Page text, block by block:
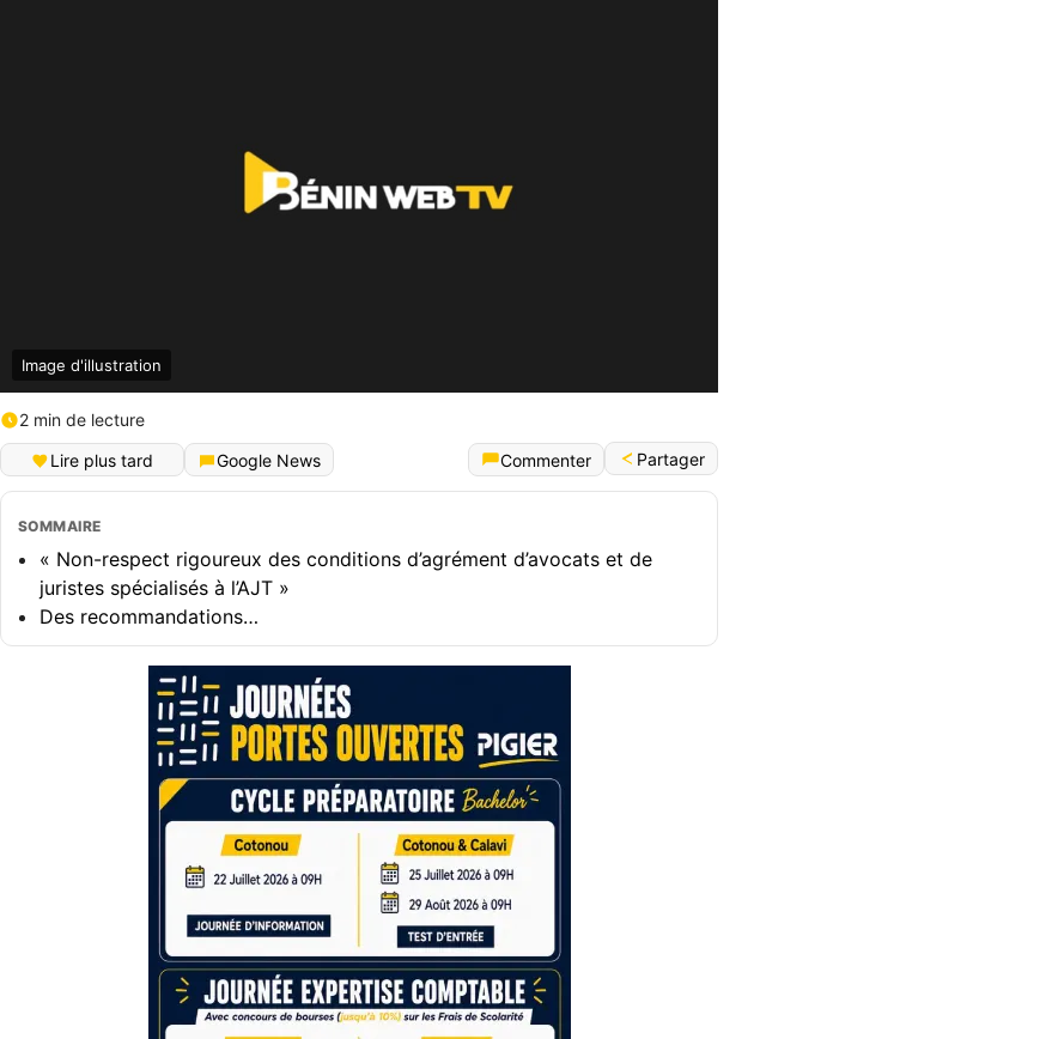
Image d'illustration
2 min de lecture
Lire plus tard
Google News Commenter Partager
SOMMAIRE
« Non-respect rigoureux des conditions d’agrément d’avocats et de
juristes spécialisés à l’AJT »
Des recommandations…